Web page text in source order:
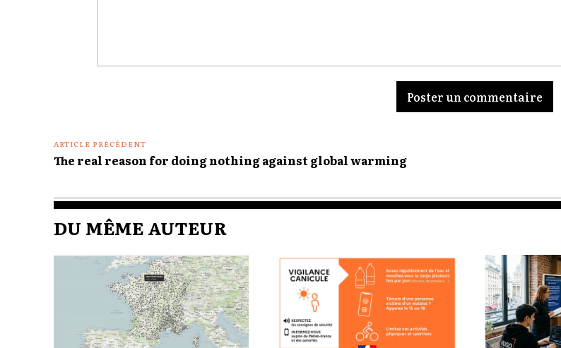
ARTICLE PRÉCÉDENT
The real reason for doing nothing against global warming
DU MÊME AUTEUR